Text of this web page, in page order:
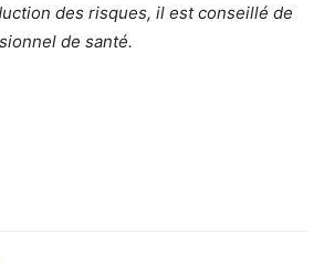
des risques, il est conseillé de
de santé.